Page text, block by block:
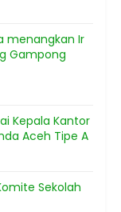
menangkan Ir
Gampong
Kepala Kantor
Aceh Tipe A
Sekolah